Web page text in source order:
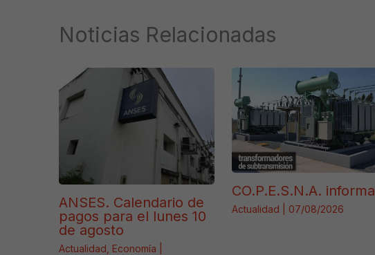
Noticias Relacionadas
ANSES. Calendario de
pagos para el lunes 10
de agosto
Actualidad Economía
CO.P.E.S.N.A. informa
Actualidad 07/08/2026